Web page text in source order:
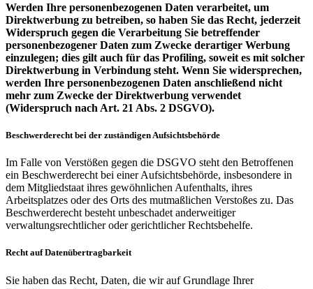
Werden Ihre personenbezogenen Daten verarbeitet, um
Direktwerbung zu betreiben, so haben Sie das Recht, jederzeit
Widerspruch gegen die Verarbeitung Sie betreffender
personenbezogener Daten zum Zwecke derartiger Werbung
einzulegen; dies gilt auch für das Profiling, soweit es mit solcher
Direktwerbung in Verbindung steht. Wenn Sie widersprechen,
werden Ihre personenbezogenen Daten anschließend nicht
mehr zum Zwecke der Direktwerbung verwendet
(Widerspruch nach Art. 21 Abs. 2 DSGVO).
Beschwerderecht bei der zuständigen Aufsichtsbehörde
Im Falle von Verstößen gegen die DSGVO steht den Betroffenen
ein Beschwerderecht bei einer Aufsichtsbehörde, insbesondere in
dem Mitgliedstaat ihres gewöhnlichen Aufenthalts, ihres
Arbeitsplatzes oder des Orts des mutmaßlichen Verstoßes zu. Das
Beschwerderecht besteht unbeschadet anderweitiger
verwaltungsrechtlicher oder gerichtlicher Rechtsbehelfe.
Recht auf Datenübertragbarkeit
Sie haben das Recht, Daten, die wir auf Grundlage Ihrer